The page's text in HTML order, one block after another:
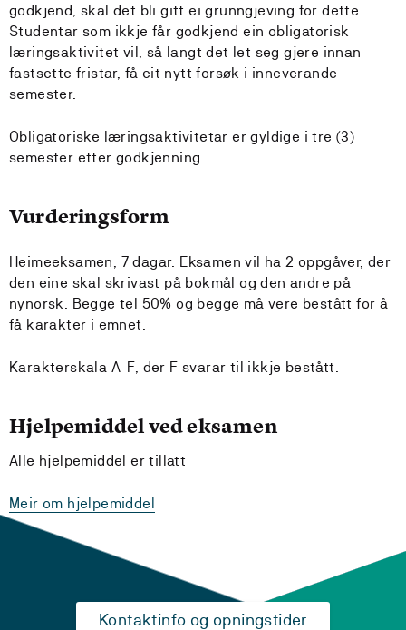
godkjend, skal det bli gitt ei grunngjeving for dette.
Studentar som ikkje får godkjend ein obligatorisk
læringsaktivitet vil, så langt det let seg gjere innan
fastsette fristar, få eit nytt forsøk i inneverande
semester.
Obligatoriske læringsaktivitetar er gyldige i tre (3)
semester etter godkjenning.
Vurderingsform
Heimeeksamen, 7 dagar. Eksamen vil ha 2 oppgåver, der
den eine skal skrivast på bokmål og den andre på
nynorsk. Begge tel 50% og begge må vere bestått for å
få karakter i emnet.
Karakterskala A-F, der F svarar til ikkje bestått.
Hjelpemiddel ved eksamen
Alle hjelpemiddel er tillatt
Meir om hjelpemiddel
Kontaktinfo og opningstider